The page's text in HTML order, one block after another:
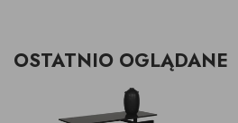
OSTATNIO OGLĄDANE